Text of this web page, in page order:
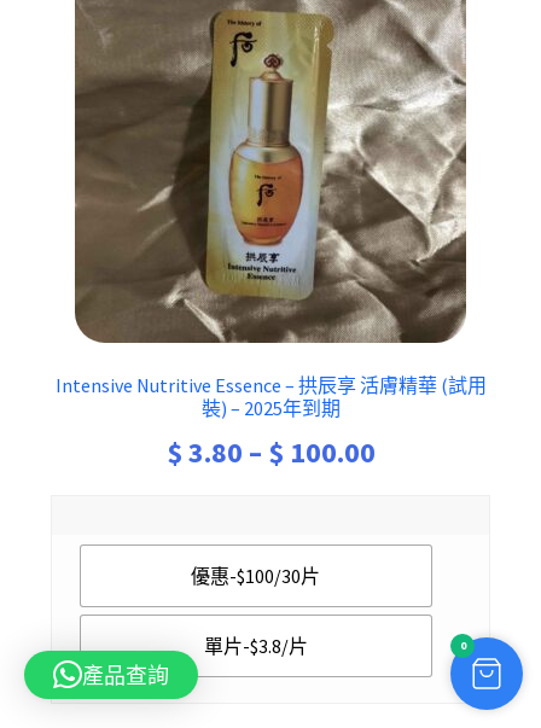
Intensive Nutritive Essence – 拱辰享 活膚精華 (試用
裝) – 2025年到期
$3.80 – $ 100.00Price
$ 3.80
$ 100.00
優惠-$100/30片
單片-$3.8/片 0
產品查詢